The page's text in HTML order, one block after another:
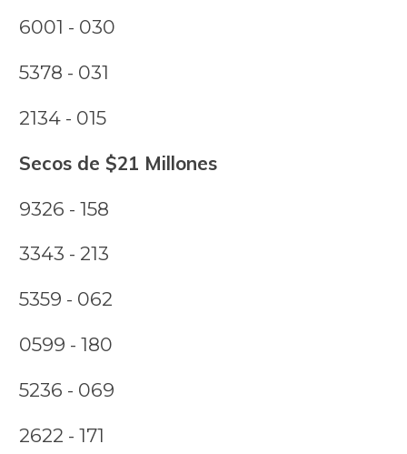
6001 - 030
5378 - 031
2134 - 015
Secos de $21 Millones
9326 - 158
3343 - 213
5359 - 062
0599 - 180
5236 - 069
2622 - 171